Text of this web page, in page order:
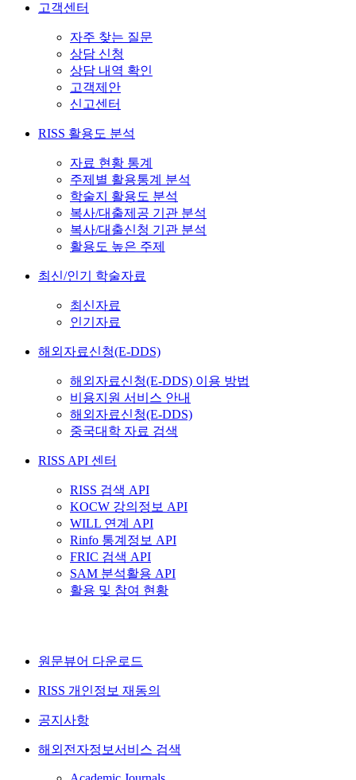
고객센터
자주 찾는 질문
상담 신청
상담 내역 확인
고객제안
신고센터
RISS 활용도 분석
자료 현황 통계
주제별 활용통계 분석
학술지 활용도 분석
복사/대출제공 기관 분석
복사/대출신청 기관 분석
활용도 높은 주제
최신/인기 학술자료
최신자료
인기자료
해외자료신청(E-DDS)
해외자료신청(E-DDS) 이용 방법
비용지원 서비스 안내
해외자료신청(E-DDS)
중국대학 자료 검색
RISS API 센터
RISS 검색 API
KOCW 강의정보 API
WILL 연계 API
Rinfo 통계정보 API
FRIC 검색 API
SAM 분석활용 API
활용 및 참여 현황
원문뷰어 다운로드
RISS 개인정보 재동의
공지사항
해외전자정보서비스 검색